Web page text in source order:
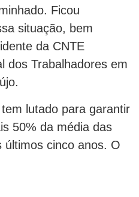
Ficou
situação, bem
da CNTE
dos Trabalhadores em
lutado para garantir
50% da média das
últimos cinco anos. O